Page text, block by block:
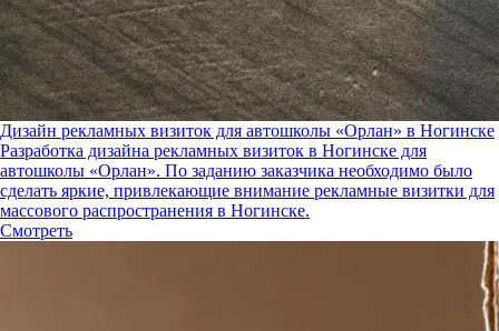
Дизайн рекламных визиток для автошколы «Орлан» в Ногинске
Разработка дизайна рекламных визиток в Ногинске для
автошколы «Орлан». По заданию заказчика необходимо было
сделать яркие, привлекающие внимание рекламные визитки для
массового распространения в Ногинске.
Смотреть